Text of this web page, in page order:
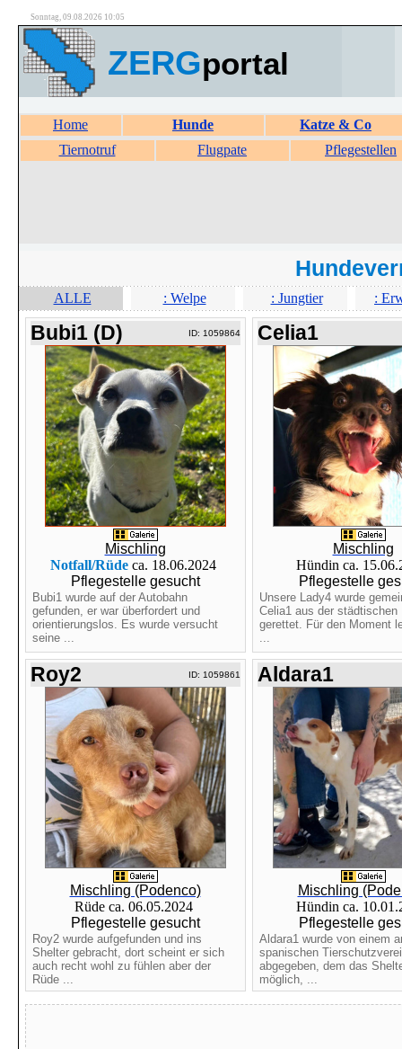
Sonntag, 09.08.2026 10:05
ZERGportal
Home Hunde
Katze & Co
Tiernotruf
Flugpate Pflegestellen
ALLE : Welpe : Jungtier :
Bubi1 (D) ID: 1059864
Mischling
Notfall/Rüde ca. 18.06.2024
Pflegestelle gesucht
Bubi1 wurde auf der Autobahn
gefunden, er war überfordert und
orientierungslos. Es wurde versucht
seine ...
Celia1
Mischling
Hündin ca.
Pflegestelle
Unsere Lady4 wurde
Celia1 aus der städtischen
gerettet. Für den Moment
...
Roy2 ID: 1059861
Mischling (Podenco)
Rüde ca. 06.05.2024
Pflegestelle gesucht
Roy2 wurde aufgefunden und ins
Shelter gebracht, dort scheint er sich
auch recht wohl zu fühlen aber der
Rüde ...
Aldara1
Mischling
Hündin ca.
Pflegestelle
Aldara1 wurde von einem
spanischen
abgegeben, dem das
möglich, ...